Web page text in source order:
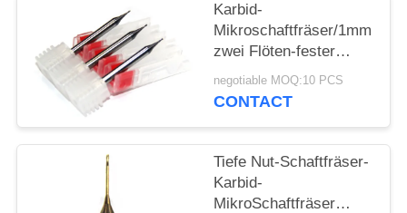
Karbid-
Mikroschaftfräser/1mm
zwei Flöten-fester
Karbid-Schaftfräser-
Schneider
negotiable MOQ:10 PCS
CONTACT
Tiefe Nut-Schaftfräser-
Karbid-
MikroSchaftfräser